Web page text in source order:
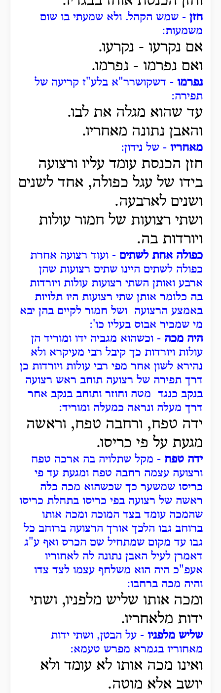
חזן - שמש הקהל. ולא שמעתי בו שום
משמעות:
אם נקרעו - נקרעו.
ואם נפרמו - נפרמו.
נפרמו - דשקושרר"א בלע"ז קריעה של
תפירה:
עד שהוא מגלה את לבו.
והאבן נתונה מאחריו.
מאחריו - של נידון:
חזן הכנסת עומד עליו ורצועה
בידו של עגל כפולה, אחד לשנים
ושנים לארבעה.
ושתי רצועות של חמור עולות
ויורדות בה.
כפולה אחת לשתים - ועוד רצועה אחרת
כפולה לשתים היינו שתים רצועות שהן
ארבע ואותן השתי רצועות עולות ויורדות
בה כלומר אותן שתי רצועות היו תלויות
באמצע הרצועה ושל חמור לקיים בהן יבא
מי שמכיר אבוס בעליו כו':
היה מכה - וכשהוא מגביה ידו ומוריד הן
עולות ויורדות כך קיבל רבי מעיקרא ולא
נהירא לשון אחר מפי רבי עולות ויורדות כן
דרך תפירה של רצועה תוחב ראש רצועה
בנקב כנגד מטה וחוזר ותוחב בנקב אחר
דרך מעלה ונראה כמעלה ומוריד:
ידה טפח, ורחבה טפח, וראשה
מגעת על פי כריסו.
ידה טפח - מקל שתלויה בה ארכה טפח
ורצועה עצמה רחבה טפח ומגעת עד פי
כריסו שמשער כך שכשהוא מכה כלה
ראשה של רצועה בפי כריסו בתחלת כריסו
שהמכה עומד בצד המוכה ומכה אותו
ברוחב גבו הלכך אורך הרצועה ברוחב כל
גבו עד מקום שמתחיל שם הכרס ואף ע"ג
דאמרן לעיל האבן נתונה לה לאחוריו
אעפ"כ היה הוא משלחף עצמו לצד צדו
והיה מכה ברחבו:
ומכה אותו שליש מלפניו, ושתי
ידות מלאחריו.
שליש מלפניו - על הבטן, ושתי ידות
מאחוריו בגמרא מפרש טעמא:
ואינו מכה אותו לא עומד ולא
יושב אלא מוטה.